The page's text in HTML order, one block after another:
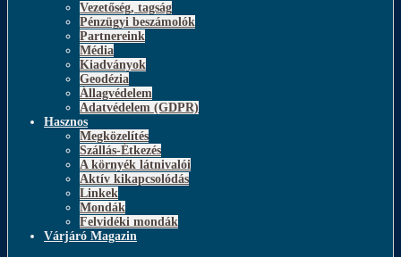
Vezetőség, tagság
Pénzügyi beszámolók
Partnereink
Média
Kiadványok
Geodézia
Állagvédelem
Adatvédelem (GDPR)
Hasznos
Megközelítés
Szállás-Étkezés
A környék látnivalói
Aktív kikapcsolódás
Linkek
Mondák
Felvidéki mondák
Várjáró Magazin